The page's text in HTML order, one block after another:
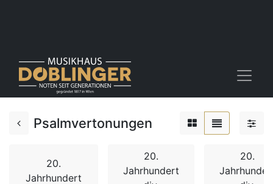
Psalmvertonungen
20.
Jahrhundert
20.
Jahrhundert
20.